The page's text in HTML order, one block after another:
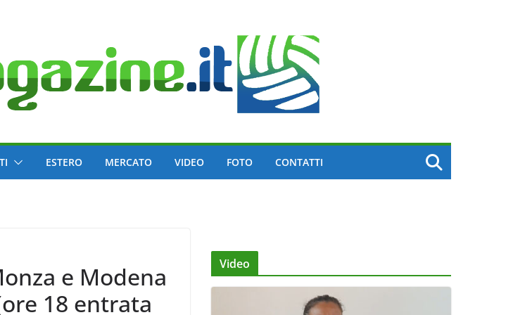
ESTERO MERCATO VIDEO FOTO CONTATTI
e Modena
18 entrata
Video